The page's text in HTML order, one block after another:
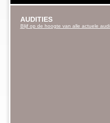
AUDITIES
Blijf op de hoogte van alle actuele